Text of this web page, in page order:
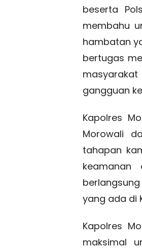
beserta
membahu
hambatan
bertugas
gangguan
Kapolres
Morowali
tahapan
yang ada di
Kapolres
maksimal